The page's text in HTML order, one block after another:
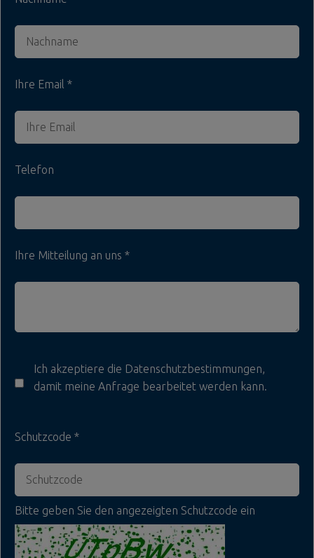
Ihre Email
Telefon
Ihre Mitteilung an uns
Ich akzeptiere die Datenschutzbestimmungen,
damit meine Anfrage bearbeitet werden kann.
Schutzcode
Bitte geben Sie den angezeigten Schutzcode ein